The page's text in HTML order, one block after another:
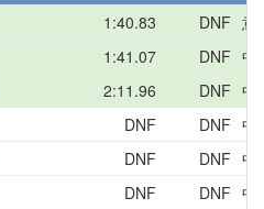
1:40.83 DNF 意
1:41.07 DNF 中
2:11.96 DNF 中
DNF DNF 中
DNF DNF 中
DNF DNF 中